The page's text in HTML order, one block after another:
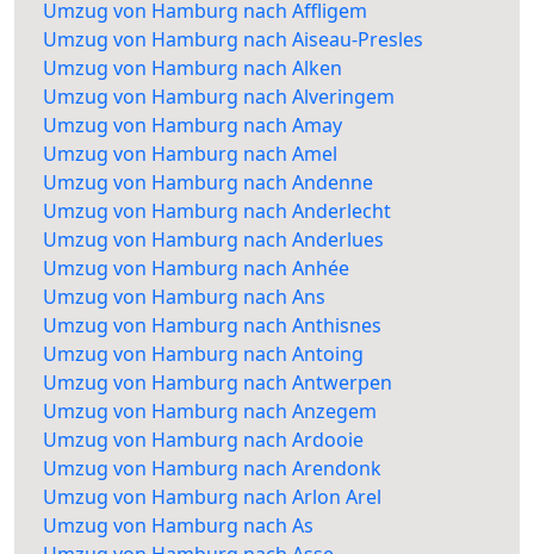
Umzug von Hamburg nach Affligem
Umzug von Hamburg nach Aiseau-Presles
Umzug von Hamburg nach Alken
Umzug von Hamburg nach Alveringem
Umzug von Hamburg nach Amay
Umzug von Hamburg nach Amel
Umzug von Hamburg nach Andenne
Umzug von Hamburg nach Anderlecht
Umzug von Hamburg nach Anderlues
Umzug von Hamburg nach Anhée
Umzug von Hamburg nach Ans
Umzug von Hamburg nach Anthisnes
Umzug von Hamburg nach Antoing
Umzug von Hamburg nach Antwerpen
Umzug von Hamburg nach Anzegem
Umzug von Hamburg nach Ardooie
Umzug von Hamburg nach Arendonk
Umzug von Hamburg nach Arlon Arel
Umzug von Hamburg nach As